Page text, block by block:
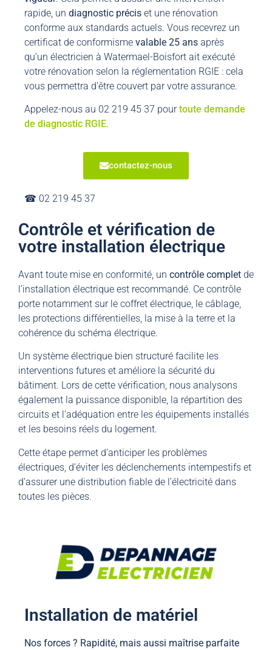
rapide, un diagnostic précis et une rénovation
conforme aux standards actuels. Vous recevrez un
certificat de conformisme valable 25 ans après
qu’un électricien à Watermael-Boisfort ait exécuté
votre rénovation selon la réglementation RGIE : cela
vous permettra d’être couvert par votre assurance.
Appelez-nous au 02 219 45 37 pourtoute demande
de diagnostic RGIE.
contactez-nous
☎︎ 02 219 45 37
Contrôle et vérification de
votre installation électrique
Avant toute mise en conformité, un contrôle complet de
l’installation électrique est recommandé. Ce contrôle
porte notamment sur le coffret électrique, le câblage,
les protections différentielles, la mise à la terre et la
cohérence du schéma électrique.
Un système électrique bien structuré facilite les
interventions futures et améliore la sécurité du
bâtiment. Lors de cette vérification, nous analysons
également la puissance disponible, la répartition des
circuits et l’adéquation entre les équipements installés
et les besoins réels du logement.
Cette étape permet d’anticiper les problèmes
électriques, d’éviter les déclenchements intempestifs et
d’assurer une distribution fiable de l’électricité dans
toutes les pièces.
Installation de matériel
Nos forces ? Rapidité, mais aussi maîtrise parfaite